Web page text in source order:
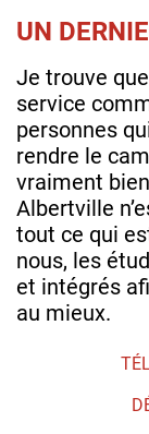
UN
Je trouve
service
personnes
rendre le
vraiment
Albertville
tout ce qui
nous, les
et intégrés
au mieux.